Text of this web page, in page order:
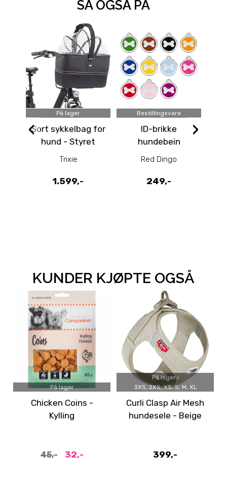
SÅ OGSÅ PÅ
På lager
Sort sykkelbag for
hund - Styret
Trixie
1.599,-
Bestillingsvare
ID-brikke
hundebein
Red Dingo
249,-
‹ ›
KUNDER KJØPTE OGSÅ
På lager
Chicken Coins -
Kylling
45,- 32,-
På lager i
3XS, 2XS, XS, S, M, XL
Curli Clasp Air Mesh
hundesele - Beige
399,-